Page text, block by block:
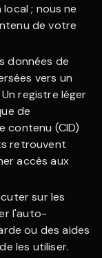
; nous ne
de votre
données de
vers un
registre léger
de
contenu (CID)
retrouvent
accès aux
sur les
l'auto-
ou des aides
les utiliser.